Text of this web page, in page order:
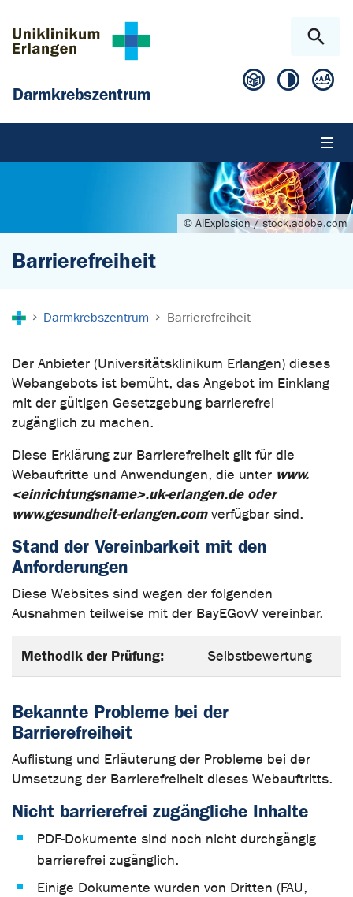
Darmkrebszentrum
© AlExplosion / stock.adobe.com
Barrierefreiheit
Darmkrebszentrum Barrierefreiheit
Der Anbieter (Universitätsklinikum Erlangen) dieses
Webangebots ist bemüht, das Angebot im Einklang
mit der gültigen Gesetzgebung barrierefrei
zugänglich zu machen.
Diese Erklärung zur Barrierefreiheit gilt für die
Webauftritte und Anwendungen, die unter www.
<einrichtungsname>.uk-erlangen.de oder
www.gesundheit-erlangen.comverfügbar sind.
Stand der Vereinbarkeit mit den
Anforderungen
Diese Websites sind wegen der folgenden
Ausnahmen teilweise mit der BayEGovV vereinbar.
Methodik der Prüfung: Selbstbewertung
Bekannte Probleme bei der
Barrierefreiheit
Auflistung und Erläuterung der Probleme bei der
Umsetzung der Barrierefreiheit dieses Webauftritts.
Nicht barrierefrei zugängliche Inhalte
PDF-Dokumente sind noch nicht durchgängig
barrierefrei zugänglich.
Einige Dokumente wurden von Dritten (FAU,